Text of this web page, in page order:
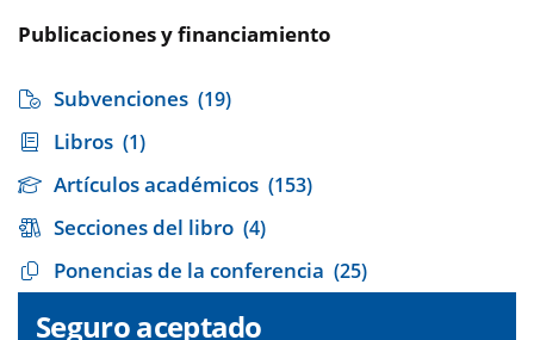
Publicaciones y financiamiento
Subvenciones (19)
Libros (1)
Artículos académicos (153)
Secciones del libro (4)
Ponencias de la conferencia (25)
Seguro aceptado